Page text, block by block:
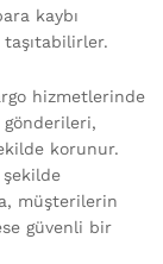
kaybı
taşıtabilirler.
hizmetlerinde
korunur.
müşterilerin
güvenli bir